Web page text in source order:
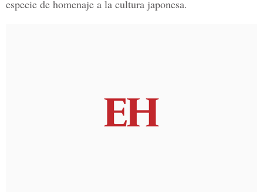
especie de homenaje a la cultura japonesa.